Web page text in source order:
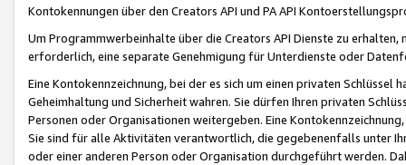
Kontokennungen über den Creators API und PA API
Um Programmwerbeinhalte über die Creators API Dienste zu
erforderlich, eine separate Genehmigung für Unterdienste oder
Eine Kontokennzeichnung, bei der es sich um einen privaten
Geheimhaltung und Sicherheit wahren. Sie dürfen Ihren privaten
Personen oder Organisationen weitergeben. Eine
Sie sind für alle Aktivitäten verantwortlich, die gegebenenfalls unter
oder einer anderen Person oder Organisation durchgeführt werden.